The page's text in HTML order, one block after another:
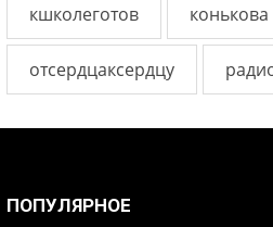
кшколеготов конькова
отсердцаксердцу
ПОПУЛЯРНОЕ